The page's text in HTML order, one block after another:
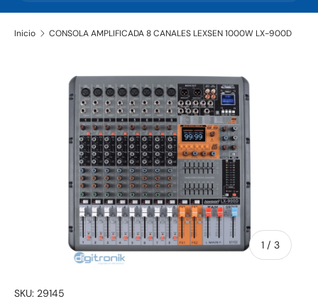
Inicio CONSOLA AMPLIFICADA 8 CANALES LEXSEN 1000W LX-900D
1 / de
3
SKU: 29145